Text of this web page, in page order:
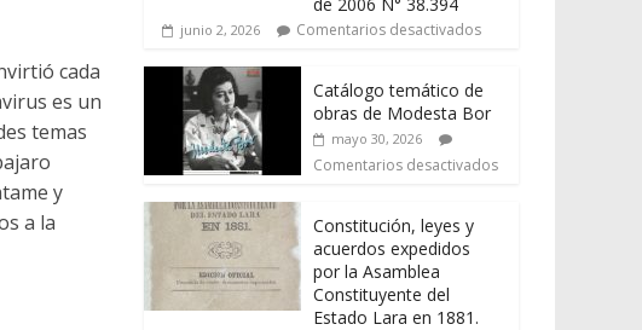
cada
es un
temas
y
a la
junio 2, 2026 Comentarios desactivados
Catálogo temático de
obras de Modesta Bor
mayo 30, 2026
Comentarios desactivados
Constitución, leyes y
acuerdos expedidos
por la Asamblea
Constituyente del
Estado Lara en 1881.